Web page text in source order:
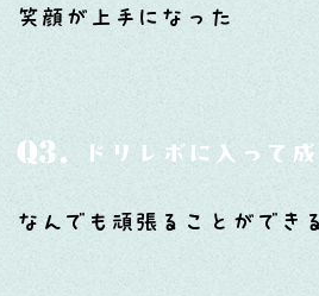
笑顔が上手になった
Q3. ドリレボに入って
なんでも頑張ることができ